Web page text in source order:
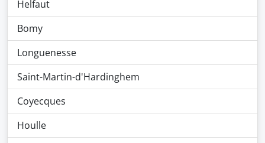
Helfaut
Bomy
Longuenesse
Saint-Martin-d'Hardinghem
Coyecques
Houlle